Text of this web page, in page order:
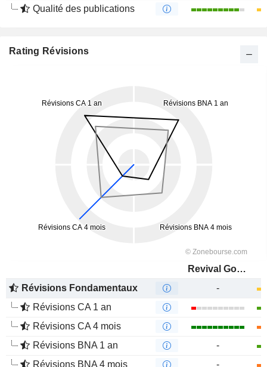
Qualité des publications
Rating Révisions
Revival Gold Inc.
Révisions Fondamentaux
-
Révisions CA 1 an
Révisions CA 4 mois
Révisions BNA 1 an
-
Révisions BNA 4 mois
-